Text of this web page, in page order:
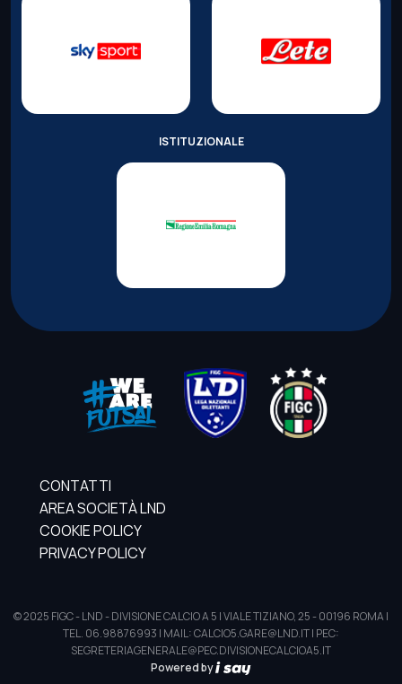
ISTITUZIONALE
CONTATTI
AREA SOCIETÀ LND
COOKIE POLICY
PRIVACY POLICY
© 2025 FIGC - LND - DIVISIONE CALCIO A 5 | VIALE TIZIANO, 25 - 00196 ROMA |
TEL. 06.98876993 | MAIL: CALCIO5.GARE@LND.IT | PEC:
SEGRETERIAGENERALE@PEC.DIVISIONECALCIOA5.IT
Powered by